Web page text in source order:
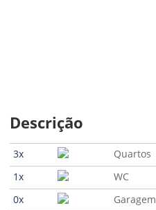
Descrição
3x
Quartos
1x
WC
0x
Garagem